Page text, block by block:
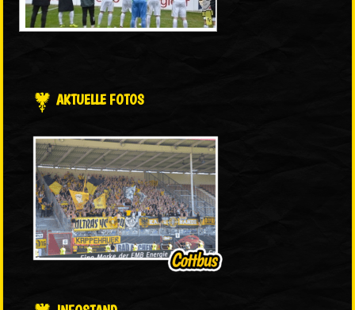
AKTUELLE FOTOS